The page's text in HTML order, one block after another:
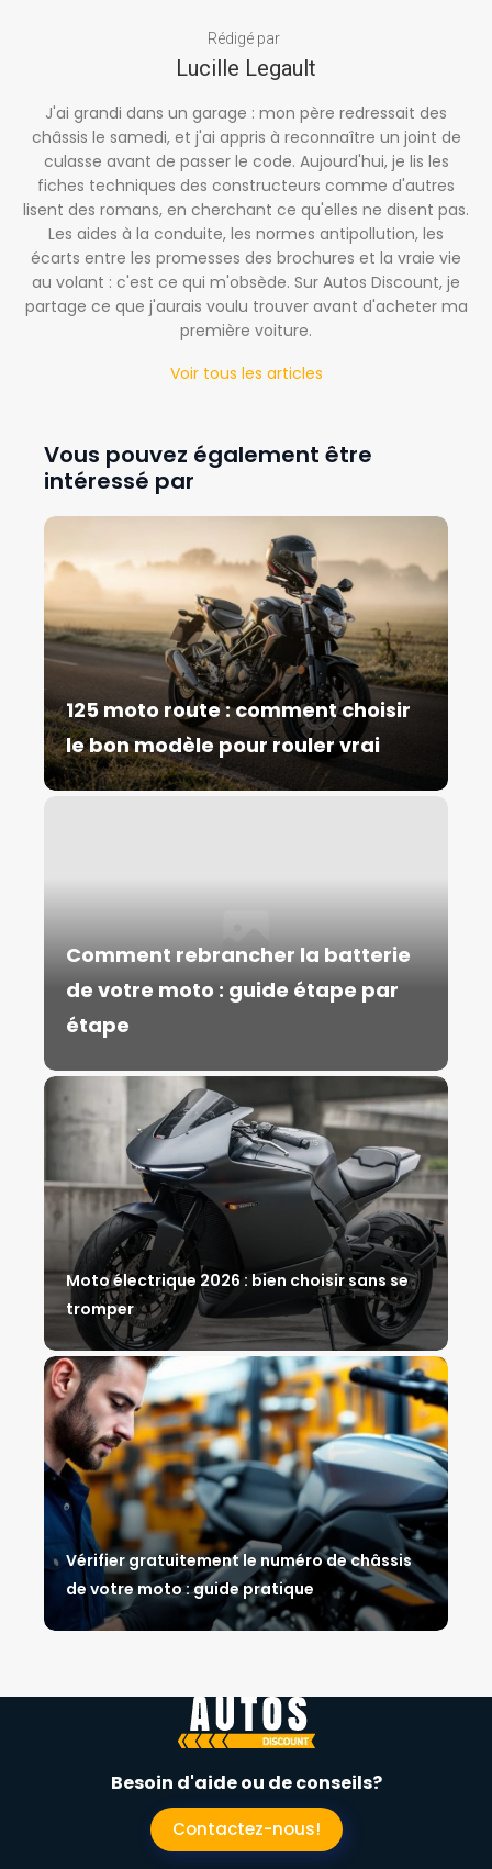
Rédigé par
Lucille Legault
J'ai grandi dans un garage : mon père redressait des
châssis le samedi, et j'ai appris à reconnaître un joint de
culasse avant de passer le code. Aujourd'hui, je lis les
fiches techniques des constructeurs comme d'autres
lisent des romans, en cherchant ce qu'elles ne disent pas.
Les aides à la conduite, les normes antipollution, les
écarts entre les promesses des brochures et la vraie vie
au volant : c'est ce qui m'obsède. Sur Autos Discount, je
partage ce que j'aurais voulu trouver avant d'acheter ma
première voiture.
Voir tous les articles
Vous pouvez également être
intéressé par
125 moto route : comment choisir
le bon modèle pour rouler vrai
Moto électrique 2026 : bien choisir sans se
tromper
Vérifier gratuitement le numéro de châssis
de votre moto : guide pratique
Comment rebrancher la batterie
de votre moto : guide étape par
étape
Besoin d'aide ou de conseils?
Contactez-nous!